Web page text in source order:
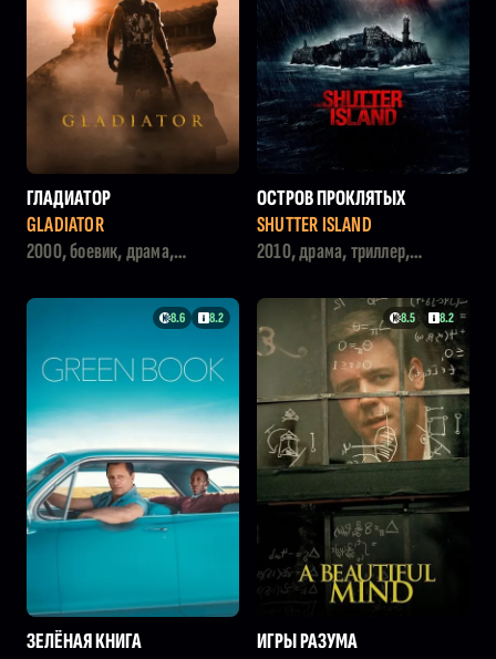
ГЛАДИАТОР
GLADIATOR
2000, боевик, драма,
ОСТРОВ ПРОКЛЯТЫХ
SHUTTER ISLAND
2010, драма, триллер,
8.6 8.2
ЗЕЛЁНАЯ КНИГА
8.5 8.2
ИГРЫ РАЗУМА